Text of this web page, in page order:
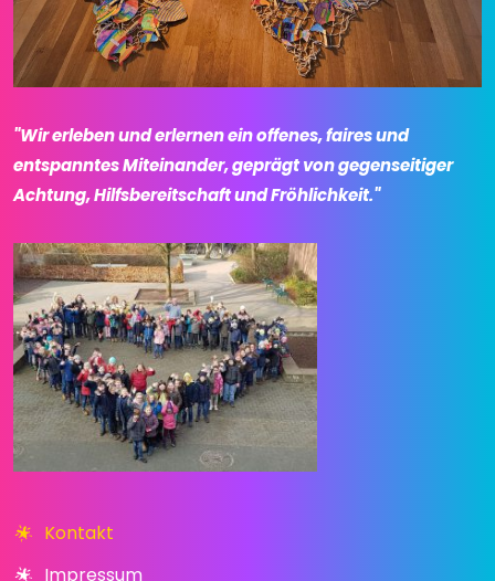
"Wir erleben und erlernen ein offenes, faires und
entspanntes Miteinander, geprägt von gegenseitiger
Achtung, Hilfsbereitschaft und Fröhlichkeit."
Kontakt
Impressum